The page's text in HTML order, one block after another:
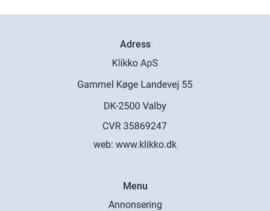
Adress
web: www.klikko.dk
Menu
Annonsering